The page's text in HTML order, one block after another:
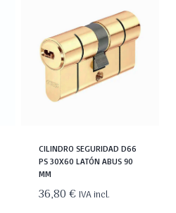
CILINDRO SEGURIDAD D66
PS 30X60 LATÓN ABUS 90
MM
36,80€ IVA incl.